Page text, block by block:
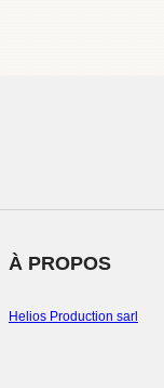
À PROPOS
Helios Production sarl